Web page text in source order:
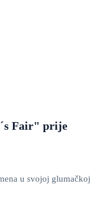
Fair" prije
u svojoj glumačkoj